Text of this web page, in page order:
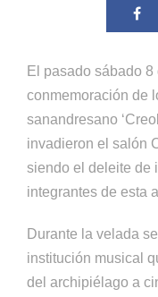
El pasado sábado
conmemoración de
sanandresano
invadieron el salón
siendo el deleite de
integrantes de esta
Durante la velada
institución musical
del archipiélago a